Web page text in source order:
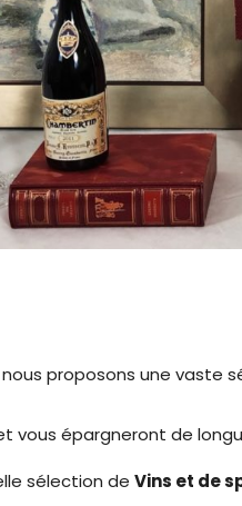
nous proposons une vaste
vous épargneront de
sélection de Vins et de